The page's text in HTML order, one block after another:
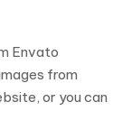
Envato
from
or you can